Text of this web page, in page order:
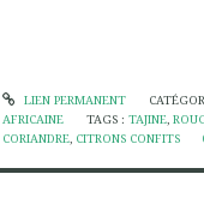
LIEN PERMANENT
AFRICAINE
TAGS :TAJINE,
CORIANDRE, CITRONS CONFITS